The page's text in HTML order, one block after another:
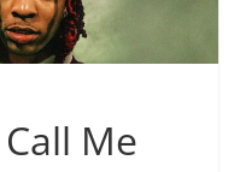
Me